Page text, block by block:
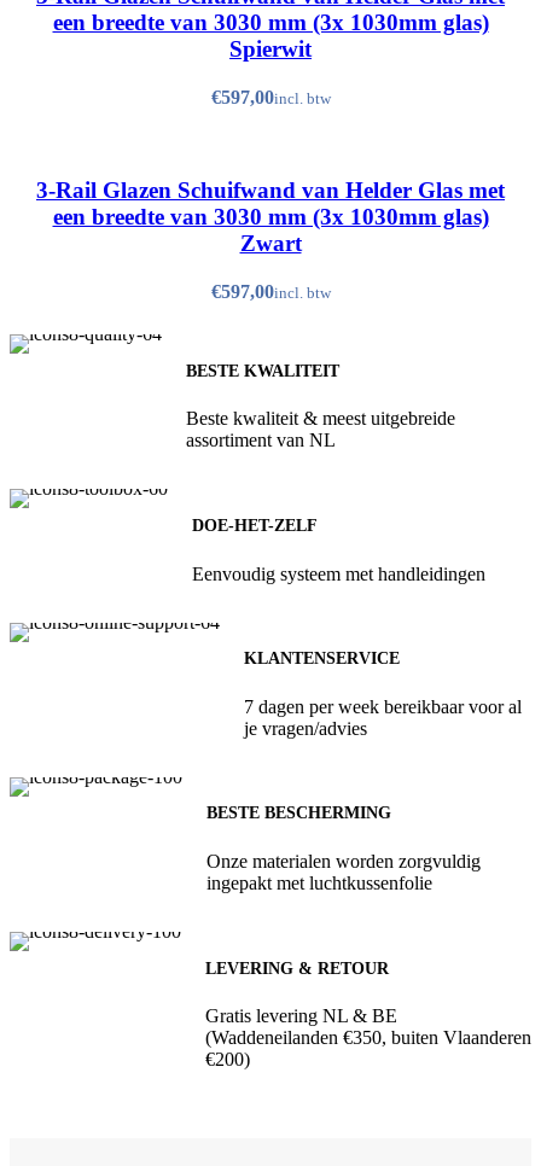
Quartz Grey (RAL 7039, Structuurlak)
Spierwit (RAL 9010, Structuurlak)
Zwart (RAL 9005, Structuurlak)
een breedte van 3030 mm (3x 1030mm glas)
Spierwit
€
Crème wit (RAL 9001, Hoogglans)
Quartz Grey (RAL 7039, Structuurlak)
Spierwit (RAL 9010, Structuurlak)
Zwart (RAL 9005, Structuurlak)
3-Rail Glazen Schuifwand van Helder Glas met
een breedte van 3030 mm (3x 1030mm glas)
Zwart
€
BESTE KWALITEIT
Beste kwaliteit & meest uitgebreide
assortiment van NL
DOE-HET-ZELF
Eenvoudig systeem met handleidingen
KLANTENSERVICE
7 dagen per week bereikbaar voor al
je vragen/advies
BESTE BESCHERMING
Onze materialen worden zorgvuldig
ingepakt met luchtkussenfolie
LEVERING & RETOUR
Gratis levering NL & BE
(Waddeneilanden €350, buiten Vlaanderen
€200)